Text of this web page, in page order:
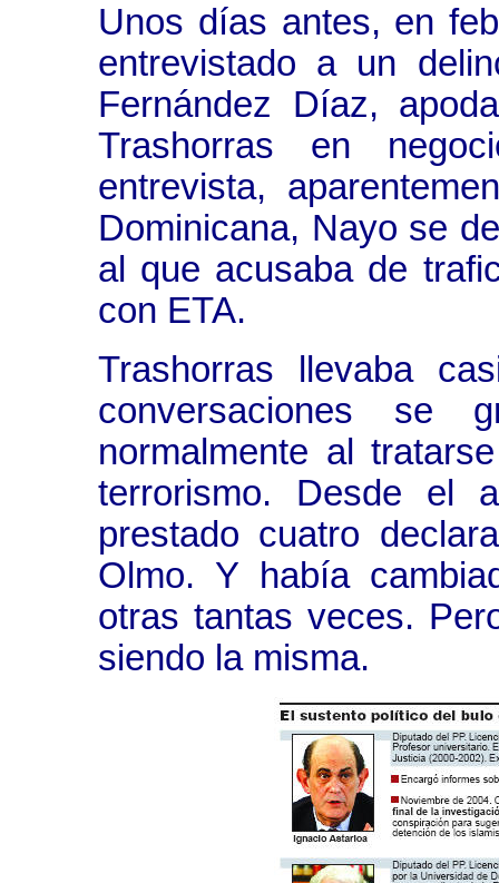
Unos días antes, en
entrevistado a un
Fernández Díaz,
Trashorras en
entrevista,
Dominicana, Nayo se
al que acusaba de
con ETA.
Trashorras llevaba
conversaciones se
normalmente al
terrorismo. Desde el
prestado cuatro
Olmo. Y había
otras tantas veces.
siendo la misma.